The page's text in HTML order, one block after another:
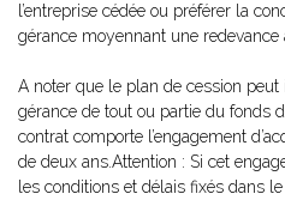
l’entreprise cédée ou préférer la
gérance moyennant une redevance
A noter que le plan de cession
gérance de tout ou partie du fonds
contrat comporte l’engagement
de deux ans.Attention : Si cet
les conditions et délais fixés dans